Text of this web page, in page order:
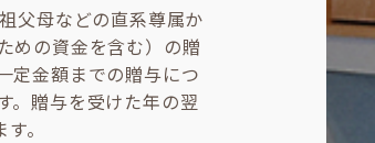
父母などの直系尊属か
めの資金を含む）の贈
定金額までの贈与につ
。贈与を受けた年の翌
。